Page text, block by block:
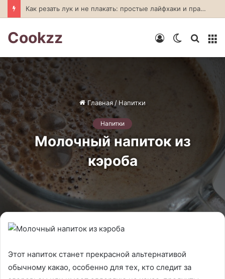
Как резать лук и не плакать: простые лайфхаки и правильная техника
Cookzz
Switch
Войти
Главная / Напитки
Напитки
Молочный напиток из
кэроба
Этот напиток станет прекрасной альтернативой
обычному какао, особенно для тех, кто следит за